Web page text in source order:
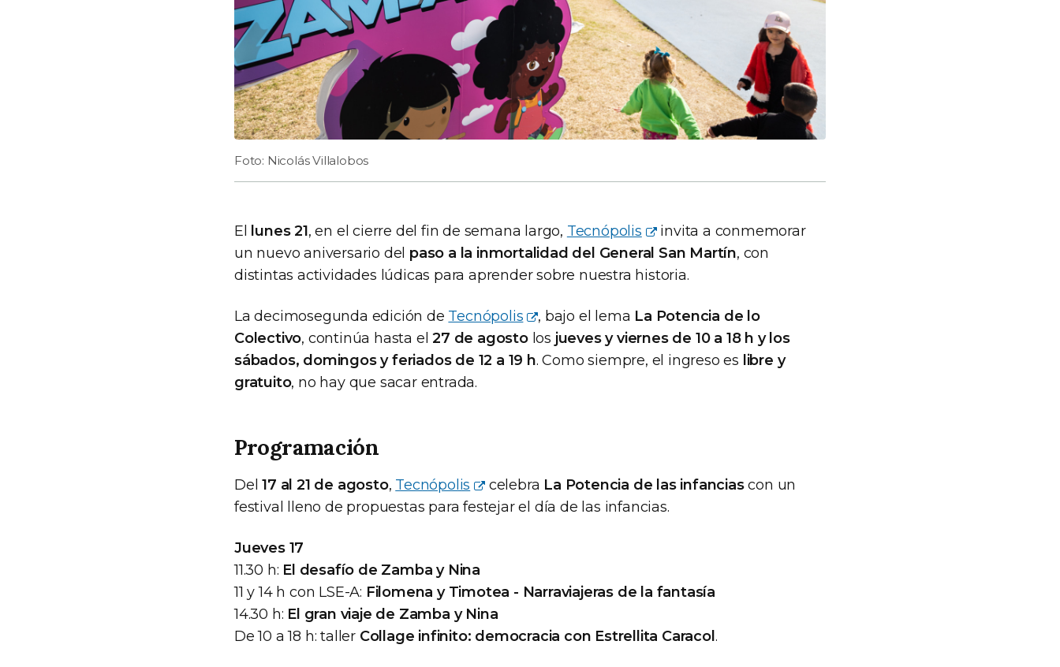
Foto: Nicolás Villalobos
El lunes 21, en el cierre del fin de semana largo, Tecnópolis
invita a conmemorar
un nuevo aniversario del paso a la inmortalidad del General San Martín, con
distintas actividades lúdicas para aprender sobre nuestra historia.
La decimosegunda edición de Tecnópolis , bajo el lema La Potencia de lo
Colectivo, continúa hasta el27 de agostolos jueves y viernes de 10 a 18 h y los
sábados, domingos y feriados de 12 a 19 h. Como siempre, el ingreso es libre y
gratuito, no hay que sacar entrada.
Programación
Del17 al 21 de agosto, Tecnópolis celebra La Potencia de las infanciascon un
festival lleno de propuestas para festejar el día de las infancias.
Jueves 17
11.30 h: El desafío de Zamba y Nina
11 y 14 h con LSE-A: Filomena y Timotea - Narraviajeras de la fantasía
14.30 h: El gran viaje de Zamba y Nina
De 10 a 18 h: taller Collage infinito: democracia con Estrellita Caracol .